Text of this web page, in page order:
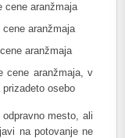
cene aranžmaja
aranžmaja
aranžmaja
cene aranžmaja, v
osebo
mesto, ali
na potovanje ne